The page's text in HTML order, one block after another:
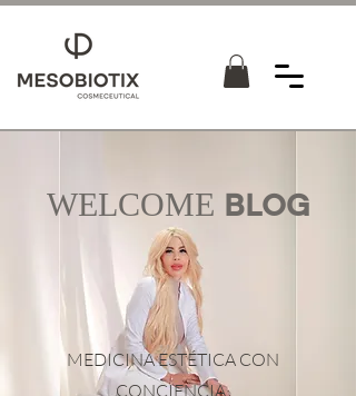
WELCOME BLOG
MEDICINA ESTÉTICA CON
CONCIENCIA